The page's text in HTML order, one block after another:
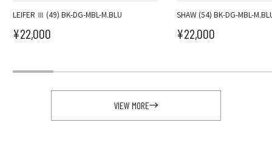
LEIFER Ⅲ (49) BK-DG-MBL-M.BLU
セール価格
¥22,000
SHAW (54) BK-DG-MBL-
セール価格
¥22,000
VIEW MORE